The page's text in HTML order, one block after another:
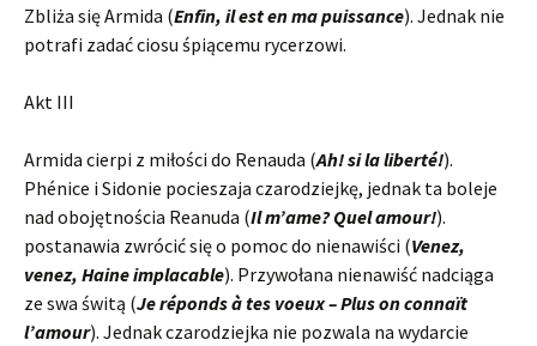
Zbliża się Armida (Enfin, il est en ma puissance). Jednak nie
potrafi zadać ciosu śpiącemu rycerzowi.
Akt III
Armida cierpi z miłości do Renauda (Ah! si la liberté!).
Phénice i Sidonie pocieszaja czarodziejkę, jednak ta boleje
nad obojętnościa Reanuda (Il m’ame? Quel amour!).
postanawia zwrócić się o pomoc do nienawiści (Venez,
venez, Haine implacable). Przywołana nienawiść nadciąga
ze swa świtą (Je réponds à tes voeux – Plus on connaït
l’amour). Jednak czarodziejka nie pozwala na wydarcie